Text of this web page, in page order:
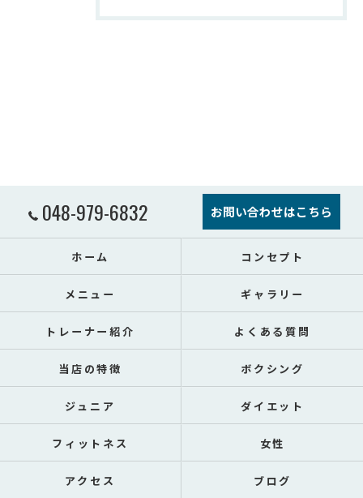
048-979-6832 お問い合わせはこちら
ホーム コンセプト
メニュー ギャラリー
トレーナー紹介 よくある質問
当店の特徴 ボクシング
ジュニア ダイエット
フィットネス 女性
アクセス ブログ